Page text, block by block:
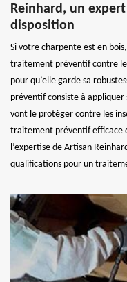
Reinhard, un
disposition
Si votre charpente est en
traitement préventif contre
pour qu’elle garde sa
préventif consiste à
vont le protéger contre les
traitement préventif efficace
l’expertise de Artisan
qualifications pour un